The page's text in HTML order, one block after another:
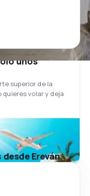
unos
superior de la
volar y deja
Ereván